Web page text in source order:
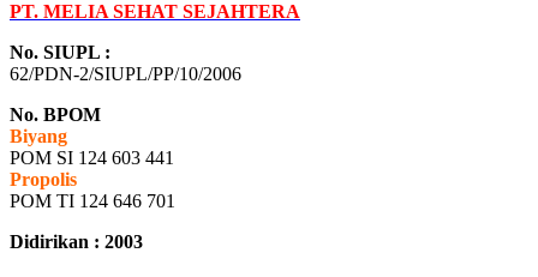
PT. MELIA SEHAT SEJAHTERA
No. SIUPL :
62/PDN-2/SIUPL/PP/10/2006
No. BPOM
Biyang
POM SI 124 603 441
Propolis
POM TI 124 646 701
Didirikan : 2003